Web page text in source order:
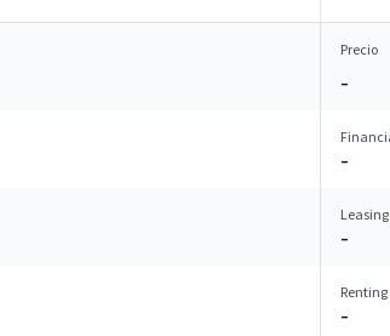
Precio
–
–
Leasing
–
Renting
–